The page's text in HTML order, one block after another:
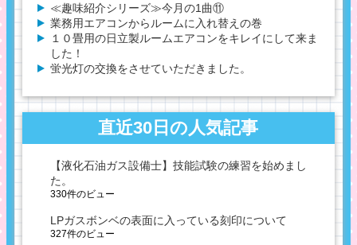
≪趣味紹介シリーズ≫今月の1曲⑪
業務用エアコンからルームに入れ替えの巻
１０畳用の日立製ルームエアコンをキレイにして来ま
した！
蛍光灯の交換をさせていただきました。
直近30日の人気記事
【液化石油ガス設備士】技能試験の練習を始めまし
た。
330件のビュー
LPガスボンベの表面に入っている刻印について
327件のビュー